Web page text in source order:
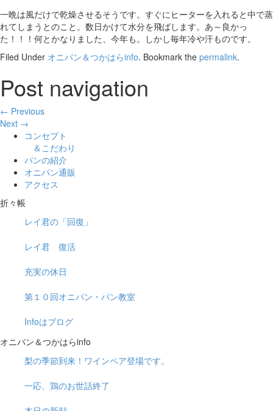
一晩は風だけで乾燥させるそうです。すぐにヒーターを入れると中で蒸
れてしまうとのこと。数日かけて水分を飛ばします。あ～良かっ
た！！！何とかなりました、今年も。しかし毎年冷や汗ものです。
Filed Under オニパン＆つかはらinfo. Bookmark the permalink.
Post navigation
← Previous
Next →
コンセプト
＆こだわり
パンの紹介
オニパン通販
アクセス
折々帳
レイ君の「回復」
レイ君 復活
充実の休日
第１０回オニパン・パン教室
Infoはブログ
オニパン＆つかはらinfo
梨の季節到来！ワインペア登場です。
一応、鶏のお世話終了